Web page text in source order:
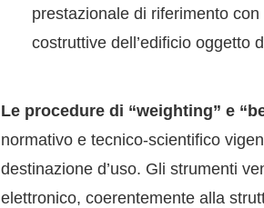
prestazionale di riferimento
costruttive dell’edificio oggetto
Le procedure di “weighting” e
normativo e tecnico-scientifico
destinazione d’uso. Gli strumenti
elettronico, coerentemente alla